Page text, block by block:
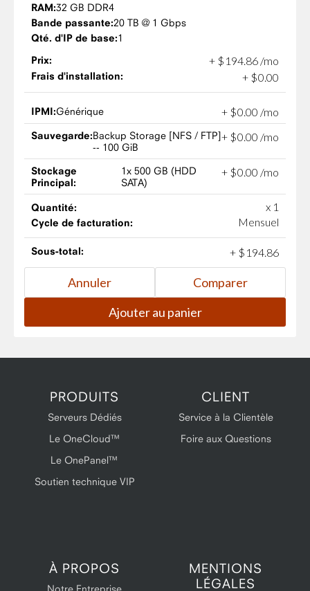
RAM:32 GB DDR4
Bande passante:20 TB @ 1 Gbps
Qté. d'IP de base:1
Prix:
+ $ 194.86 /mo
Frais d'installation: + $0 00
IPMI:Générique + $0.00 /mo
Sauvegarde:Backup Storage [NFS / FTP]
-- 100 GiB
+ $0 00 /mo
Stockage
Principal:
1x 500 GB (HDD
SATA)
+ $0 00 /mo
Quantité: x 1
Cycle de facturation: Mensuel
Sous-total: + $ 194 86
PRODUITS
Serveurs Dédiés
Le OneCloud™
Le OnePanel™
Soutien technique VIP
CLIENT
Service à la Clientèle
Foire aux Questions
À PROPOS
Notre Entreprise
MENTIONS
LÉGALES